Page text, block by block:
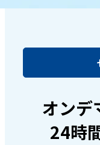
オンデ
24時